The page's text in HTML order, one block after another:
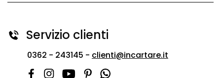
Servizio clienti
0362 - 243145 - clienti@incartare.it